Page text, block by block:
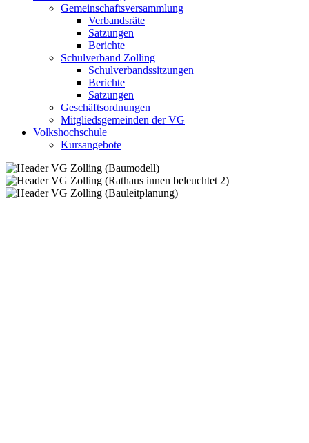
Gemeinschaftsversammlung
Verbandsräte
Satzungen
Berichte
Schulverband Zolling
Schulverbandssitzungen
Berichte
Satzungen
Geschäftsordnungen
Mitgliedsgemeinden der VG
Volkshochschule
Kursangebote